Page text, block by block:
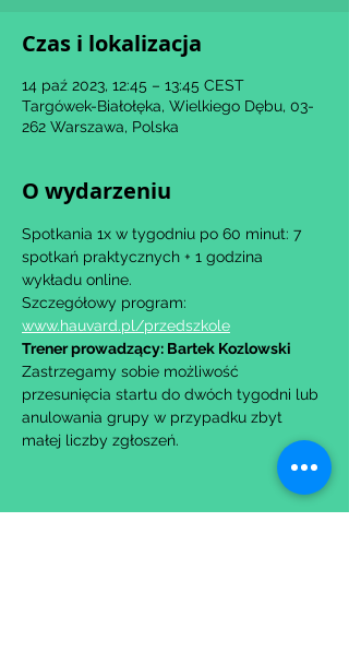
Czas i lokalizacja
14 paź 2023, 12:45 – 13:45 CEST
Targówek-Białołęka, Wielkiego Dębu, 03-
262 Warszawa, Polska
O wydarzeniu
Spotkania 1x w tygodniu po 60 minut: 7
spotkań praktycznych + 1 godzina
wykładu online.
Szczegółowy program:
www.hauvard.pl/przedszkole
Trener prowadzący: Bartek Kozlowski
Zastrzegamy sobie możliwość
przesunięcia startu do dwóch tygodni lub
anulowania grupy w przypadku zbyt
małej liczby zgłoszeń.